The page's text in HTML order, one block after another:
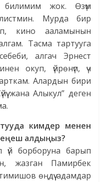
билимим жок. Өзүм
Мурда бир
кино ааламынын
Тасма тартууга
алгач Эрнест
окуп, үйрөнүп, үч
Алардын бири
жана Алыкул” деген
кимдер менен
ңеш алдыңыз?
үй борборуна барып
жазган Памирбек
өңдүү адамдар